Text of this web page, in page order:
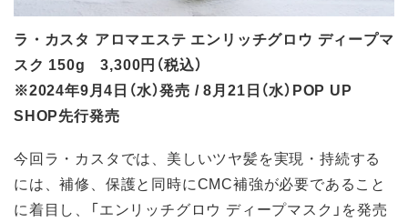
ラ・カスタ アロマエステ エンリッチグロウ ディープマ
スク 150g 3,300円（税込）
※2024年9月4日（水）発売 / 8月21日（水）POP UP
SHOP先行発売
今回ラ・カスタでは、美しいツヤ髪を実現・持続する
には、補修、保護と同時にCMC補強が必要であること
に着目し、「エンリッチグロウ ディープマスク」を発売